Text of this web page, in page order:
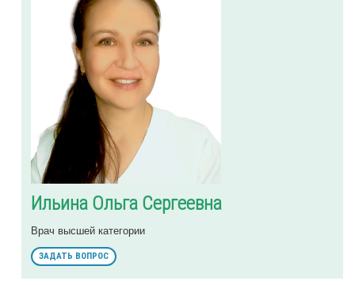
Ильина Ольга Сергеевна
Врач высшей категории
ЗАДАТЬ ВОПРОС